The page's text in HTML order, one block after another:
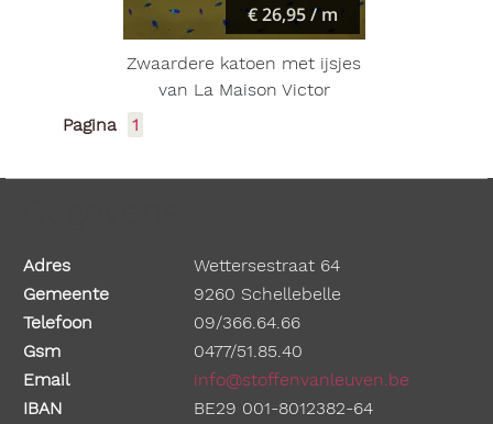
€ 26,95 / m
Zwaardere katoen met ijsjes
van La Maison Victor
Pagina
1
Adres
Wettersestraat 64
Gemeente
9260 Schellebelle
Telefoon
09/366.64.66
Gsm
0477/51.85.40
Email
info@stoffenvanleuven.be
IBAN
BE29 001-8012382-64